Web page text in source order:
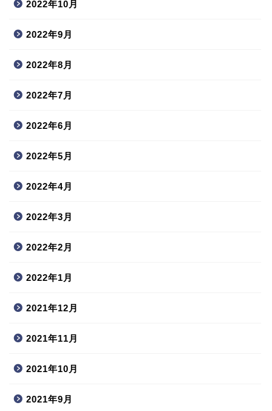
2022年10月
2022年9月
2022年8月
2022年7月
2022年6月
2022年5月
2022年4月
2022年3月
2022年2月
2022年1月
2021年12月
2021年11月
2021年10月
2021年9月